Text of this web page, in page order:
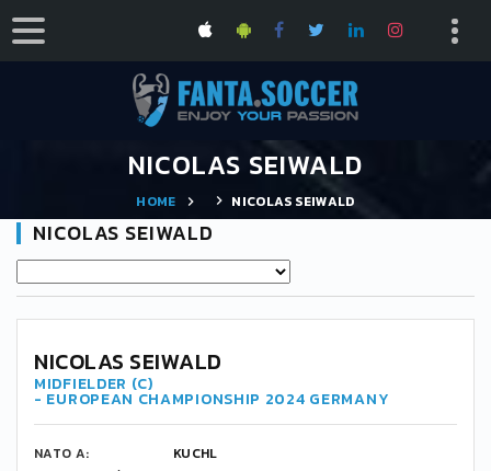
NICOLAS SEIWALD
HOME NICOLAS SEIWALD
NICOLAS SEIWALD
6
NICOLAS SEIWALD
MIDFIELDER (C)
- EUROPEAN CHAMPIONSHIP 2024 GERMANY
NATO A:
KUCHL